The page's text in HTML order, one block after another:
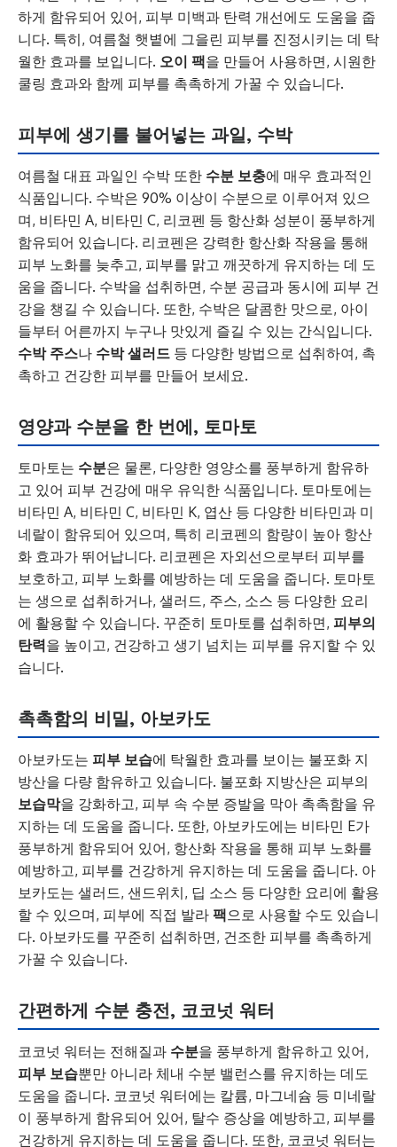
하게 함유되어 있어, 피부 미백과 탄력 개선에도 도움을 줍
니다. 특히, 여름철 햇볕에 그을린 피부를 진정시키는 데 탁
월한 효과를 보입니다. 오이 팩을 만들어 사용하면, 시원한
쿨링 효과와 함께 피부를 촉촉하게 가꿀 수 있습니다.
피부에 생기를 불어넣는 과일, 수박
여름철 대표 과일인 수박 또한 수분 보충에 매우 효과적인
식품입니다. 수박은 90% 이상이 수분으로 이루어져 있으
며, 비타민 A, 비타민 C, 리코펜 등 항산화 성분이 풍부하게
함유되어 있습니다. 리코펜은 강력한 항산화 작용을 통해
피부 노화를 늦추고, 피부를 맑고 깨끗하게 유지하는 데 도
움을 줍니다. 수박을 섭취하면, 수분 공급과 동시에 피부 건
강을 챙길 수 있습니다. 또한, 수박은 달콤한 맛으로, 아이
들부터 어른까지 누구나 맛있게 즐길 수 있는 간식입니다.
수박 주스나 수박 샐러드 등 다양한 방법으로 섭취하여, 촉
촉하고 건강한 피부를 만들어 보세요.
영양과 수분을 한 번에, 토마토
토마토는 수분은 물론, 다양한 영양소를 풍부하게 함유하
고 있어 피부 건강에 매우 유익한 식품입니다. 토마토에는
비타민 A, 비타민 C, 비타민 K, 엽산 등 다양한 비타민과 미
네랄이 함유되어 있으며, 특히 리코펜의 함량이 높아 항산
화 효과가 뛰어납니다. 리코펜은 자외선으로부터 피부를
보호하고, 피부 노화를 예방하는 데 도움을 줍니다. 토마토
는 생으로 섭취하거나, 샐러드, 주스, 소스 등 다양한 요리
에 활용할 수 있습니다. 꾸준히 토마토를 섭취하면, 피부의
탄력을 높이고, 건강하고 생기 넘치는 피부를 유지할 수 있
습니다.
촉촉함의 비밀, 아보카도
아보카도는 피부 보습에 탁월한 효과를 보이는 불포화 지
방산을 다량 함유하고 있습니다. 불포화 지방산은 피부의
보습막을 강화하고, 피부 속 수분 증발을 막아 촉촉함을 유
지하는 데 도움을 줍니다. 또한, 아보카도에는 비타민 E가
풍부하게 함유되어 있어, 항산화 작용을 통해 피부 노화를
예방하고, 피부를 건강하게 유지하는 데 도움을 줍니다. 아
보카도는 샐러드, 샌드위치, 딥 소스 등 다양한 요리에 활용
할 수 있으며, 피부에 직접 발라 팩으로 사용할 수도 있습니
다. 아보카도를 꾸준히 섭취하면, 건조한 피부를 촉촉하게
가꿀 수 있습니다.
간편하게 수분 충전, 코코넛 워터
코코넛 워터는 전해질과 수분을 풍부하게 함유하고 있어,
피부 보습뿐만 아니라 체내 수분 밸런스를 유지하는 데도
도움을 줍니다. 코코넛 워터에는 칼륨, 마그네슘 등 미네랄
이 풍부하게 함유되어 있어, 탈수 증상을 예방하고, 피부를
건강하게 유지하는 데 도움을 줍니다. 또한, 코코넛 워터는